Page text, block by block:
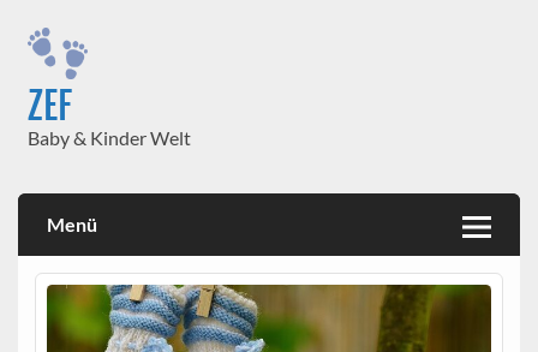
content
ZEF
Baby & Kinder Welt
Menü